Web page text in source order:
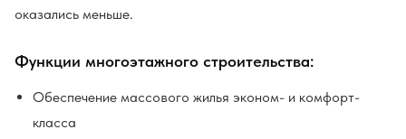
оказались меньше.
Функции многоэтажного строительства:
Обеспечение массового жилья эконом- и комфорт-
класса